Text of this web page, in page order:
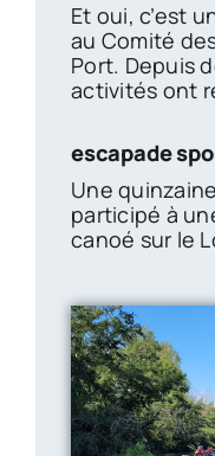
Et oui, c’est
au Comité
Port. Depuis
activités ont
escapade
Une
participé à
canoé sur le